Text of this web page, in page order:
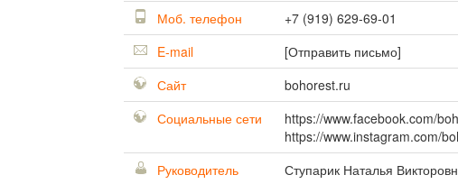
Моб. телефон
+7 (919) 629-69-01
E-mail
[Отправить письмо]
Сайт
bohorest.ru
Социальные сети
https://www.facebook.com/
https://www.instagram.com/
Руководитель
Ступарик Наталья